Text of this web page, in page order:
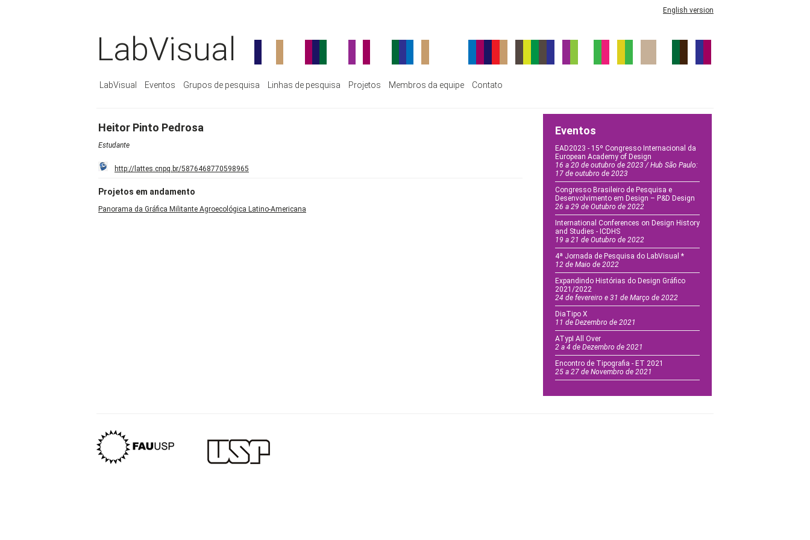
English version
LabVisual
LabVisual Eventos Grupos de pesquisa Linhas de pesquisa Projetos Membros da equipe Contato
Heitor Pinto Pedrosa
Estudante
http://lattes.cnpq.br/5876468770598965
Projetos em andamento
Panorama da Gráfica Militante Agroecológica Latino-Americana
Eventos
EAD2023 - 15º Congresso Internacional da
European Academy of Design
16 a 20 de outubro de 2023 / Hub São Paulo:
17 de outubro de 2023
Congresso Brasileiro de Pesquisa e
Desenvolvimento em Design – P&D Design
26 a 29 de Outubro de 2022
International Conferences on Design History
and Studies - ICDHS
19 a 21 de Outubro de 2022
4ª Jornada de Pesquisa do LabVisual *
12 de Maio de 2022
Expandindo Histórias do Design Gráfico
2021/2022
24 de fevereiro e 31 de Março de 2022
DiaTipo X
11 de Dezembro de 2021
ATypI All Over
2 a 4 de Dezembro de 2021
Encontro de Tipografia - ET 2021
25 a 27 de Novembro de 2021